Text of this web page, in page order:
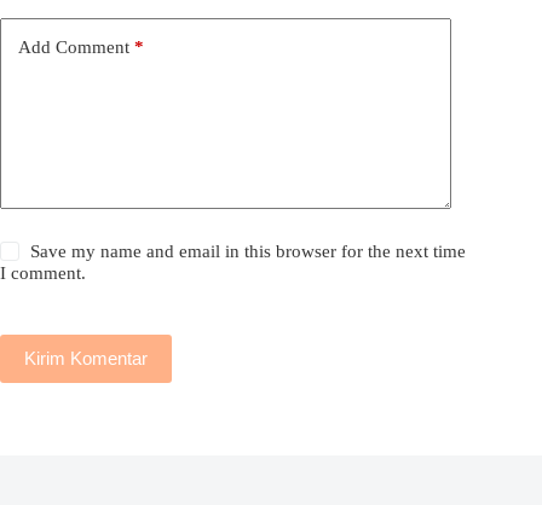
Add Comment *
Save my name and email in this browser for the next time
I comment.
Kirim Komentar